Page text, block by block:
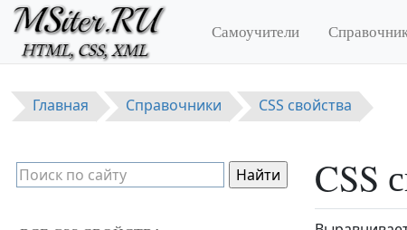
Перейти к основному содержанию
Самоучители
Главная Справочники CSS свойства
CSS
top
transform
transform-origin
transition